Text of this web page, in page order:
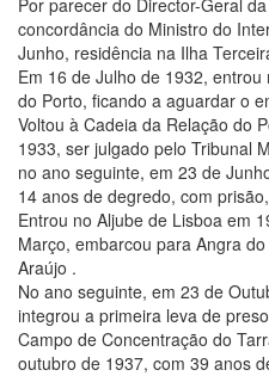
Por parecer do Director-Geral
concordância do Ministro do
Junho, residência na Ilha
Em 16 de Julho de 1932,
do Porto, ficando a aguardar o
Voltou à Cadeia da Relação do
1933, ser julgado pelo Tribunal
no ano seguinte, em 23 de
14 anos de degredo, com
Entrou no Aljube de Lisboa em
Março, embarcou para Angra
Araújo .
No ano seguinte, em 23 de
integrou a primeira leva de
Campo de Concentração do
outubro de 1937, com 39 anos